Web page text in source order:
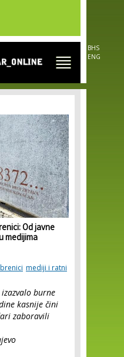
BHS
ENG
Od javne
medijima
mediji i ratni
burne
kasnije čini
zaboravili